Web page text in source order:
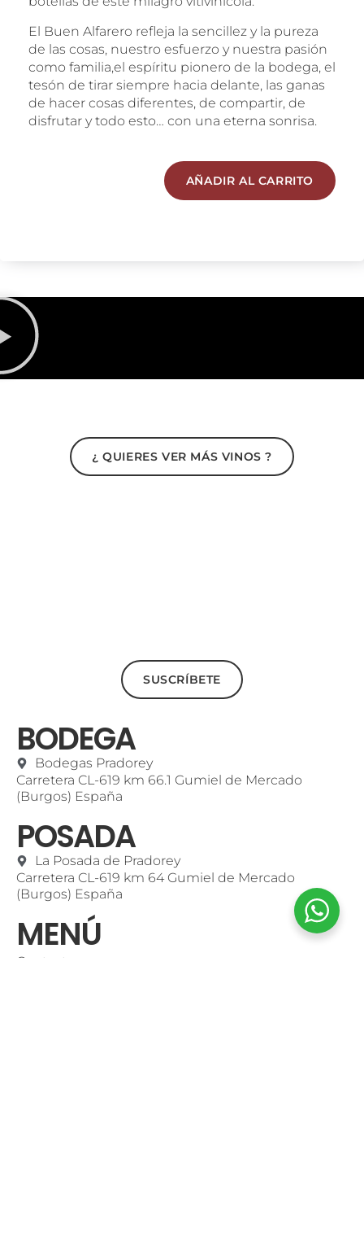
El Buen Alfarero refleja la sencillez y la pureza
de las cosas, nuestro esfuerzo y nuestra pasión
como familia,el espíritu pionero de la bodega, el
tesón de tirar siempre hacia delante, las ganas
de hacer cosas diferentes, de compartir, de
disfrutar y todo esto… con una eterna sonrisa.
AÑADIR AL CARRITO
¿ QUIERES VER MÁS VINOS ?
SUSCRÍBETE
BODEGA
Bodegas Pradorey
Carretera CL-619 km 66.1 Gumiel de Mercado
(Burgos) España
POSADA
La Posada de Pradorey
Carretera CL-619 km 64 Gumiel de Mercado
(Burgos) España
MENÚ
Contacto